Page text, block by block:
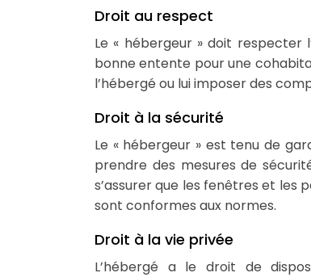
Droit au respect
Le « hébergeur » doit
bonne entente pour une
l’hébergé ou lui imposer des
Droit à la sécurité
Le « hébergeur » est tenu de
prendre des mesures de
s’assurer que les fenêtres et
sont conformes aux normes.
Droit à la vie privée
L’hébergé a le droit de